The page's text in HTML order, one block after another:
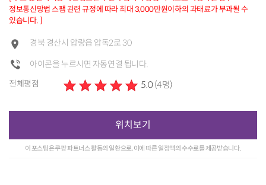
정보통신망법 스팸 관련 규정에 따라 최대 3,000만원이하의 과태료가 부과될 수
있습니다. ]
경북 경산시 압량읍 압독2로 30
아이콘을 누르시면 자동연결 됩니다.
전체평점
5.0 (4명)
위치보기
이 포스팅은 쿠팡 파트너스 활동의 일환으로, 이에 따른 일정액의 수수료를 제공받습니다.